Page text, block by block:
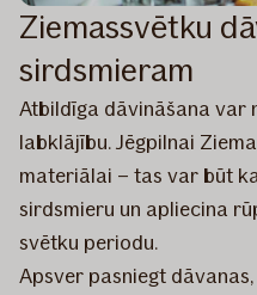
Ziemassvētku
sirdsmieram
Atbildīga dāvināšana var
labklājību. Jēgpilnai
materiālai – tas var būt
sirdsmieru un apliecina
svētku periodu.
Apsver pasniegt